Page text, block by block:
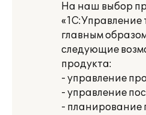
На наш выбор
«1С:Управление
главным
следующие
продукта:
- управление
- управление
- планирование